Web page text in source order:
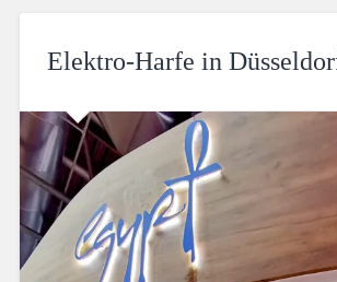
Elektro-Harfe in